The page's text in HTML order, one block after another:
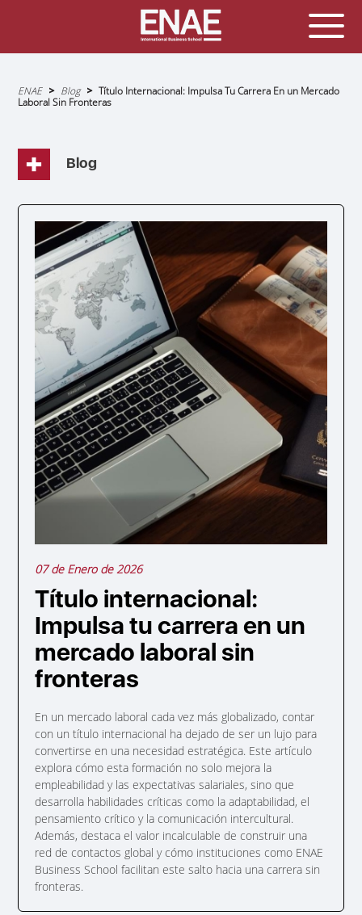
Sobrescribir
enlaces
de
navegación
ENAE Blog
Título Internacional: Impulsa Tu Carrera En un Mercado
Laboral Sin Fronteras
Blog
07 de Enero de 2026
Título internacional:
Impulsa tu carrera en un
mercado laboral sin
fronteras
En un mercado laboral cada vez más globalizado, contar
con un título internacional ha dejado de ser un lujo para
convertirse en una necesidad estratégica. Este artículo
explora cómo esta formación no solo mejora la
empleabilidad y las expectativas salariales, sino que
desarrolla habilidades críticas como la adaptabilidad, el
pensamiento crítico y la comunicación intercultural.
Además, destaca el valor incalculable de construir una
red de contactos global y cómo instituciones como ENAE
Business School facilitan este salto hacia una carrera sin
fronteras.